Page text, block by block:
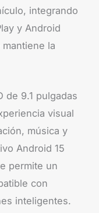
integrando
y Android
la
de 9.1 pulgadas
visual
música y
Android 15
permite un
con
inteligentes.